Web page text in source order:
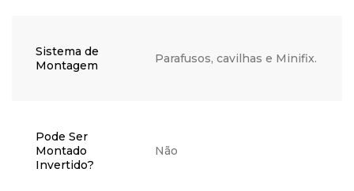
Sistema de
Montagem
Parafusos, cavilhas e Minifix.
Pode Ser
Montado
Invertido?
Não